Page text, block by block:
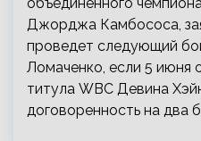
Джорджа Камбососа,
проведет следующий
Ломаченко, если 5 июня
титула WBC Девина
договоренность на два